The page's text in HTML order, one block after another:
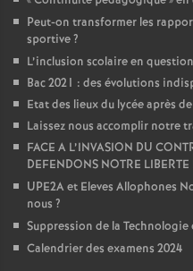
Peut-on transformer les
sportive?
L’inclusion scolaire en
Bac 2021 : des évolutions
Etat des lieux du lycée après
Laissez nous accomplir notre
FACE A L’INVASION DU
DEFENDONS NOTRE
UPE2A et Eleves Allophones
nous ?
Suppression de la Technologie
Calendrier des examens 2024